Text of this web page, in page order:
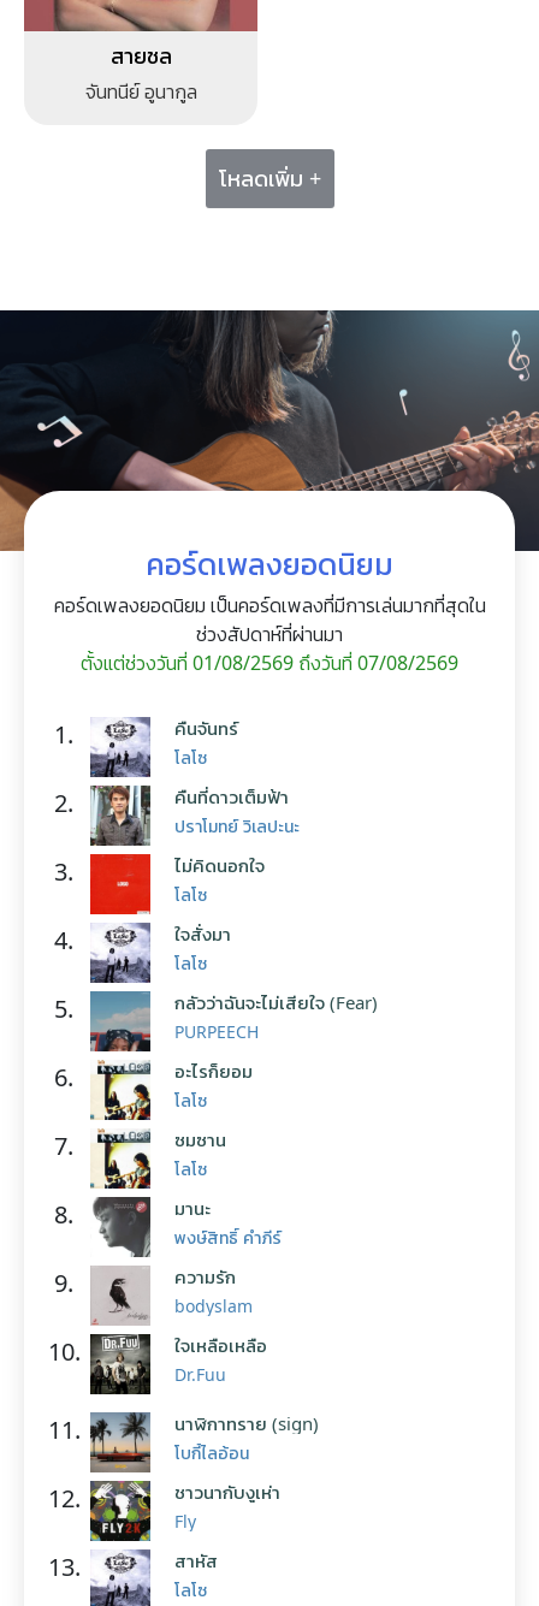
สายชล
จันทนีย์ อูนากูล
โหลดเพิ่ม +
คอร์ดเพลงยอดนิยม
คอร์ดเพลงยอดนิยม เป็นคอร์ดเพลงที่มีการเล่นมากที่สุดใน
ช่วงสัปดาห์ที่ผ่านมา
ตั้งแต่ช่วงวันที่ 01/08/2569 ถึงวันที่ 07/08/2569
1. คืนจันทร์
โลโซ
2. คืนที่ดาวเต็มฟ้า
ปราโมทย์ วิเลปะนะ
3. ไม่คิดนอกใจ
โลโซ
4. ใจสั่งมา
โลโซ
5. กลัวว่าฉันจะไม่เสียใจ (Fear)
PURPEECH
6. อะไรก็ยอม
โลโซ
7. ซมซาน
โลโซ
8. มานะ
พงษ์สิทธิ์ คำภีร์
9. ความรัก
bodyslam
10. ใจเหลือเหลือ
Dr.Fuu
11. นาฬิกาทราย (sign)
โบกี้ไลอ้อน
12. ชาวนากับงูเห่า
Fly
13. สาหัส
โลโซ